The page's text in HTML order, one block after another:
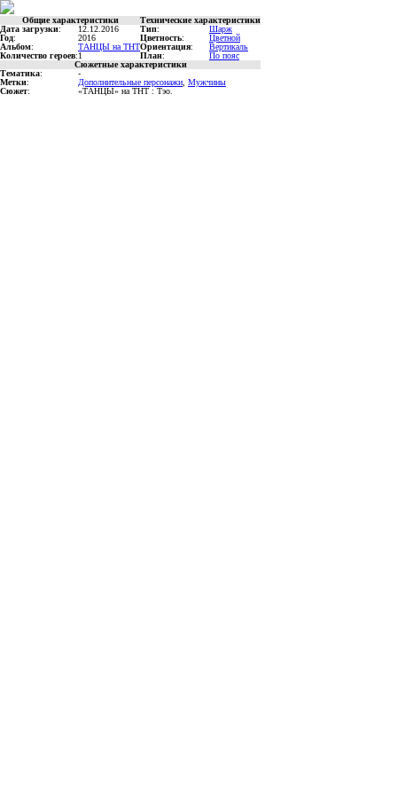
Общие характеристики
Технические характеристики
Дата загрузки: 12.12.2016 Тип:
Шарж
Год: 2016 Цветность:
Цветной
Альбом: ТАНЦЫ на ТНТОриентация:
Вертикаль
Количество героев:1 План:
По пояс
Сюжетные характеристики
Тематика:
-
Метки: Дополнительные персонажи Мужчины
Сюжет: «ТАНЦЫ» на ТНТ : Тэо.